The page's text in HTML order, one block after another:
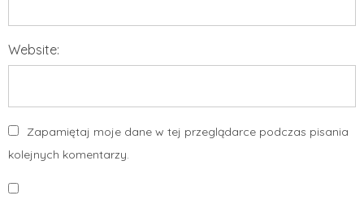
Website:
Zapamiętaj moje dane w tej przeglądarce podczas pisania
kolejnych komentarzy.